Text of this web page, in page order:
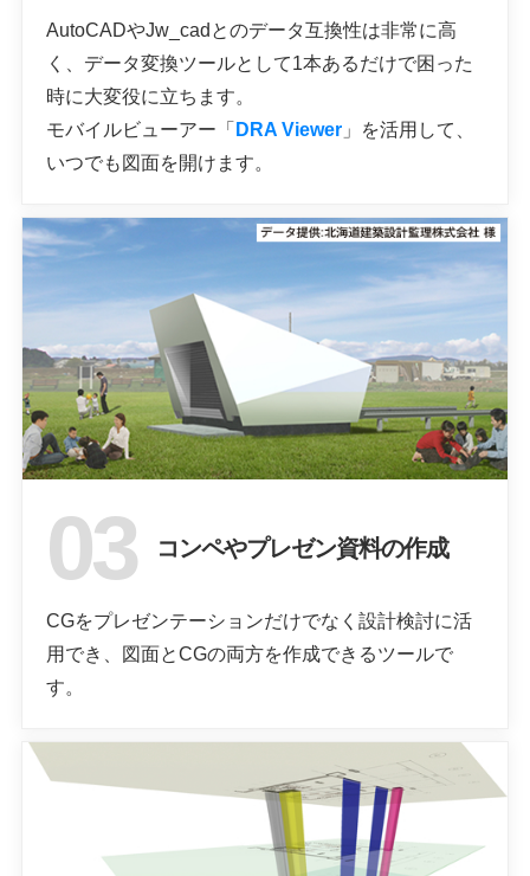
AutoCADやJw_cadとのデータ互換性は非常に高
く、データ変換ツールとして1本あるだけで困った
時に大変役に立ちます。
モバイルビューアー「 DRA Viewer」を活用して、
いつでも図面を開けます。
コンペやプレゼン資料の作成
CGをプレゼンテーションだけでなく設計検討に活
用でき、図面とCGの両方を作成できるツールで
す。